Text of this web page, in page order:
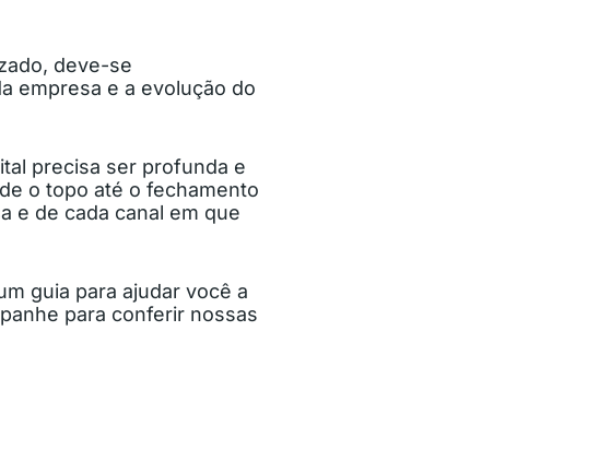
deve-se
empresa e a evolução do
precisa ser profunda e
o topo até o fechamento
e de cada canal em que
guia para ajudar você a
para conferir nossas